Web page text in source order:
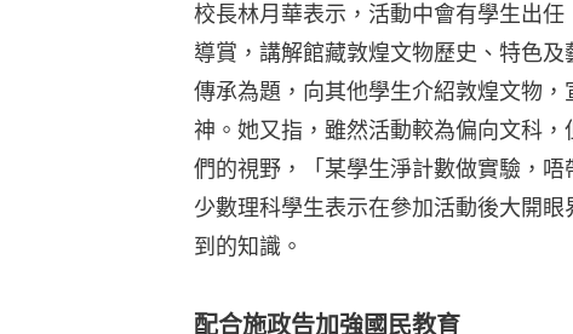
校長林月華表示，活動中會有學生出
導賞，講解館藏敦煌文物歷史、特色
傳承為題，向其他學生介紹敦煌文物
神。她又指，雖然活動較為偏向文科
們的視野，「某學生淨計數做實驗，
少數理科學生表示在參加活動後大開
到的知識。
配合施政告加強國民教育